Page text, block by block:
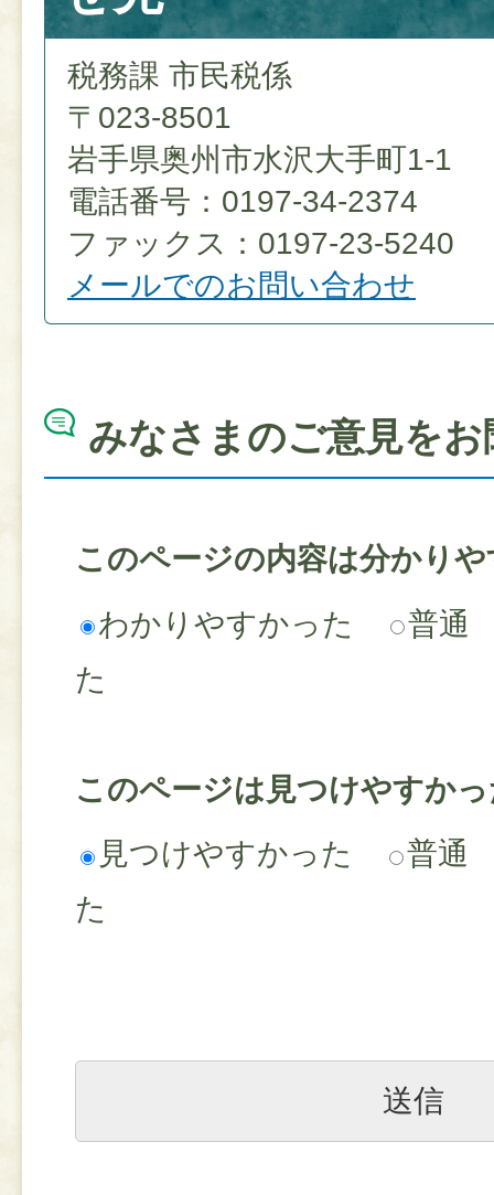
税務課 市民税係
〒023-8501
岩手県奥州市水沢大手町1-1
電話番号：0197-34-2374
ファックス：0197-23-5240
メールでのお問い合わせ
みなさまのご意見を
このページの内容は分かり
わかりやすかった
普通
た
このページは見つけやすか
見つけやすかった
普通
た